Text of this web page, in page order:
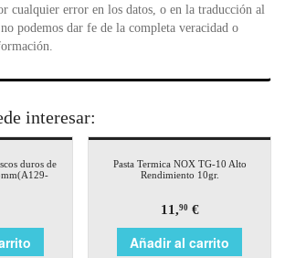
cualquier error en los datos, o en la traducción al
podemos dar fe de la completa veracidad o
interesar:
duros de
Pasta Termica NOX TG-10 Alto
Rendimiento 10gr.
11,90€
Añadir al carrito